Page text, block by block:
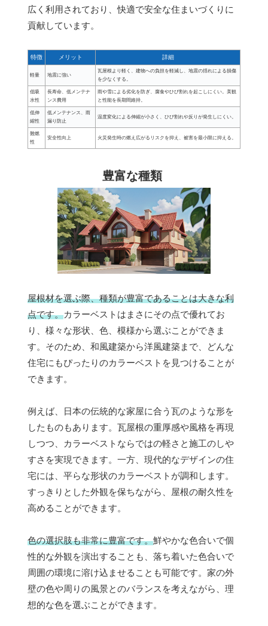
広く利用されており、快適で安全な住まいづくりに
貢献しています。
特徴 メリット 詳細
軽量 地震に強い
瓦屋根より軽く、建物への負担を軽減し、地震の揺れによる損傷
を少なくする。
低吸
水性
長寿命、低メンテナ
ンス費用
雨や雪による劣化を防ぎ、腐食やひび割れを起こしにくい。美観
と性能を長期間維持。
低伸
縮性
低メンテナンス、雨
漏り防止
温度変化による伸縮が小さく、ひび割れや反りが発生しにくい。
難燃
性
安全性向上 火災発生時の燃え広がるリスクを抑え、被害を最小限に抑える。
豊富な種類
屋根材を選ぶ際、種類が豊富であることは大きな利
点です。カラーベストはまさにその点で優れてお
り、様々な形状、色、模様から選ぶことができま
す。そのため、和風建築から洋風建築まで、どんな
住宅にもぴったりのカラーベストを見つけることが
できます。
例えば、日本の伝統的な家屋に合う瓦のような形を
したものもあります。瓦屋根の重厚感や風格を再現
しつつ、カラーベストならではの軽さと施工のしや
すさを実現できます。一方、現代的なデザインの住
宅には、平らな形状のカラーベストが調和します。
すっきりとした外観を保ちながら、屋根の耐久性を
高めることができます。
色の選択肢も非常に豊富です。鮮やかな色合いで個
性的な外観を演出することも、落ち着いた色合いで
周囲の環境に溶け込ませることも可能です。家の外
壁の色や周りの風景とのバランスを考えながら、理
想的な色を選ぶことができます。